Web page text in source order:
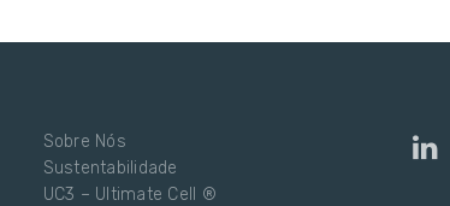
Sobre Nós
Sustentabilidade
UC3 – Ultimate Cell ®